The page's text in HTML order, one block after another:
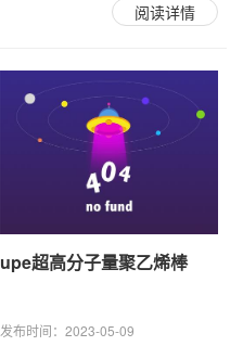
阅读详情
upe超高分子量聚乙烯棒
发布时间：2023-05-09